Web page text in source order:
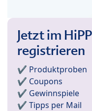
Jetzt im
registrieren
✔️ Produktproben
✔️ Coupons
✔️ Gewinnspiele
✔️ Tipps per Mail